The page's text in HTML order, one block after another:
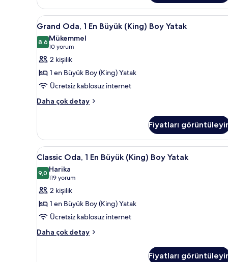
tüm
fotoğrafları
görün
(Queen)
Boy
Yatak
(High
Floor
View)
hakkında
fazla
detay
Grand
Oda,
1
En
Büyük
(King)
Boy
Yatak
fotoğrafları
görün
Kaliteli yatak takımı, odada
4
Grand Oda, 1 En Büyük (King) Boy Yatak
8,68,6 / 10
Mükemmel
10 yorum
(10
yorum)
2 kişilik
1 en Büyük Boy (King) Yatak
Ücretsiz kablosuz internet
Daha çok detay
Grand
Büyük
(King)
Boy
Yatak
hakkında
daha
fazla
detay
Fiyatları
Classic
Oda,
1
En
Büyük
(King)
Boy
Yatak
Kaliteli yatak takımı, odada
5
Classic Oda, 1 En Büyük (King) Boy Yatak
9,09,0 / 10
Harika
119 yorum
(119
yorum)
2 kişilik
1 en Büyük Boy (King) Yatak
Ücretsiz kablosuz internet
Daha çok detay
Classic
Fiyatları